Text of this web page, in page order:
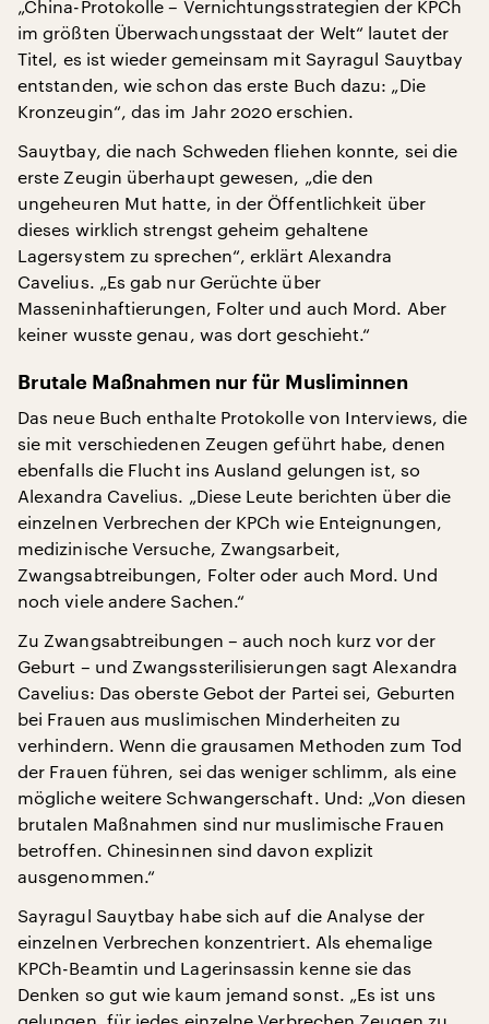
„China-Protokolle – Vernichtungsstrategien der KPCh
im größten Überwachungsstaat der Welt“ lautet der
Titel, es ist wieder gemeinsam mit Sayragul Sauytbay
entstanden, wie schon das erste Buch dazu: „Die
Kronzeugin“, das im Jahr 2020 erschien.
Sauytbay, die nach Schweden fliehen konnte, sei die
erste Zeugin überhaupt gewesen, „die den
ungeheuren Mut hatte, in der Öffentlichkeit über
dieses wirklich strengst geheim gehaltene
Lagersystem zu sprechen“, erklärt Alexandra
Cavelius. „Es gab nur Gerüchte über
Masseninhaftierungen, Folter und auch Mord. Aber
keiner wusste genau, was dort geschieht.“
Brutale Maßnahmen nur für Musliminnen
Das neue Buch enthalte Protokolle von Interviews, die
sie mit verschiedenen Zeugen geführt habe, denen
ebenfalls die Flucht ins Ausland gelungen ist, so
Alexandra Cavelius. „Diese Leute berichten über die
einzelnen Verbrechen der KPCh wie Enteignungen,
medizinische Versuche, Zwangsarbeit,
Zwangsabtreibungen, Folter oder auch Mord. Und
noch viele andere Sachen.“
Zu Zwangsabtreibungen – auch noch kurz vor der
Geburt – und Zwangssterilisierungen sagt Alexandra
Cavelius: Das oberste Gebot der Partei sei, Geburten
bei Frauen aus muslimischen Minderheiten zu
verhindern. Wenn die grausamen Methoden zum Tod
der Frauen führen, sei das weniger schlimm, als eine
mögliche weitere Schwangerschaft. Und: „Von diesen
brutalen Maßnahmen sind nur muslimische Frauen
betroffen. Chinesinnen sind davon explizit
ausgenommen.“
Sayragul Sauytbay habe sich auf die Analyse der
einzelnen Verbrechen konzentriert. Als ehemalige
KPCh-Beamtin und Lagerinsassin kenne sie das
Denken so gut wie kaum jemand sonst. „Es ist uns